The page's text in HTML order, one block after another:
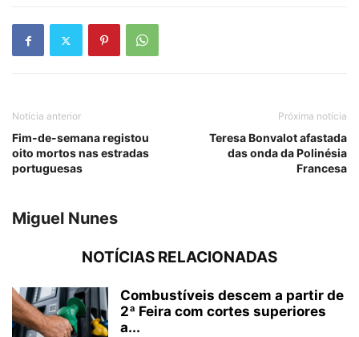
Notícia anterior
Fim-de-semana registou
oito mortos nas estradas
portuguesas
Próxima notícia
Teresa Bonvalot afastada
das onda da Polinésia
Francesa
Miguel Nunes
NOTÍCIAS RELACIONADAS
Combustíveis descem a partir de
2ª Feira com cortes superiores
a...